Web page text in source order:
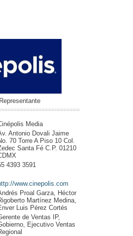
Media
Antonio Dovali Jaime
70 Torre A Piso 10 Col.
Santa Fé C.P. 01210
4393 3591
www.cinepolis.com
Proal Garza, Héctor
Martínez Medina,
Luis Pérez Cortés
de Ventas IP,
Ejecutivo Ventas